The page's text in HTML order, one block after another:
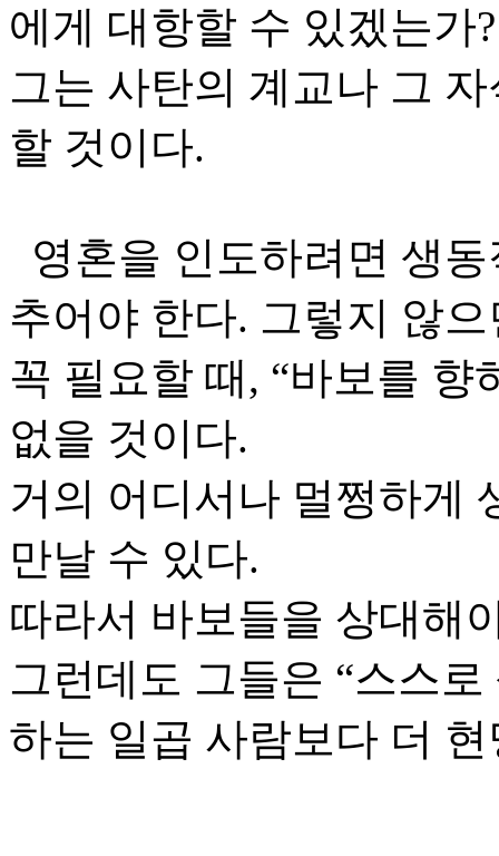
에게 대항할 수 있겠는가?
그는 사탄의 계교나 그
할 것이다.
영혼을 인도하려면 생
추어야 한다. 그렇지 않으
꼭 필요할 때, “바보를 향
없을 것이다.
거의 어디서나 멀쩡하게
만날 수 있다.
따라서 바보들을 상대해
그런데도 그들은 “스스
하는 일곱 사람보다 더